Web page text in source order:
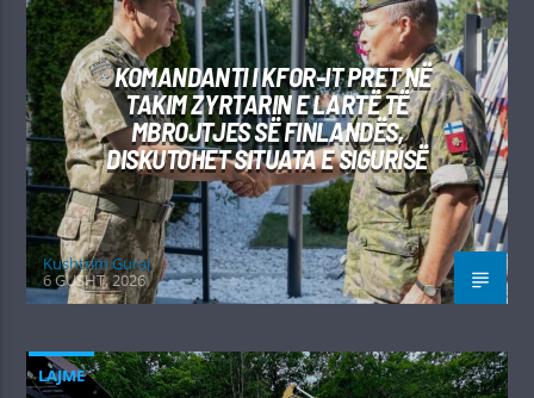
KOMANDANTI I KFOR-IT PRET NË
TAKIM ZYRTARIN E LARTË TË
MBROJTJES SË FINLANDËS,
DISKUTOHET SITUATA E SIGURISË
Kushtrim Guraj
6 GUSHT, 2026
LAJME